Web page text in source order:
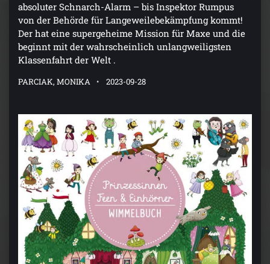
absoluter Schnarch-Alarm – bis Inspektor Rumpus
von der Behörde für Langeweilebekämpfung kommt!
Der hat eine supergeheime Mission für Maxe und die
beginnt mit der wahrscheinlich unlangweiligsten
Klassenfahrt der Welt .
PARCIAK, MONIKA 2023-09-28